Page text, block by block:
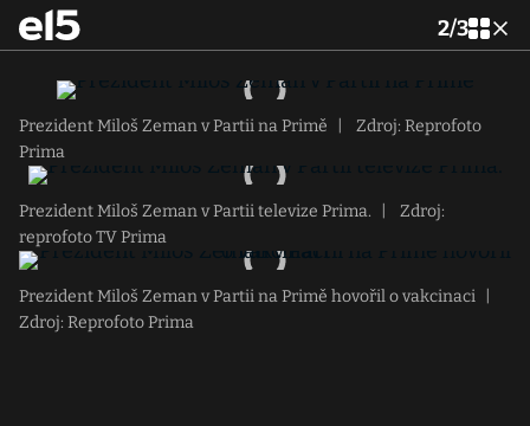
2/3
Prezident Miloš Zeman v Partii na Primě
Zdroj: Reprofoto
Prima
Prezident Miloš Zeman v Partii televize Prima.
Zdroj:
reprofoto TV Prima
Prezident Miloš Zeman v Partii na Primě hovořil o vakcinaci
Zdroj: Reprofoto Prima